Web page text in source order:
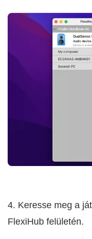
4. Keresse meg a
FlexiHub felületén.